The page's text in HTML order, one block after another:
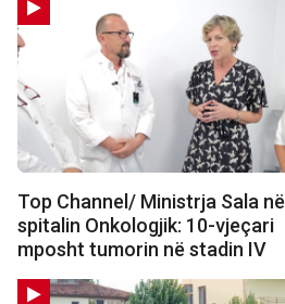
Top Channel/ Ministrja Sala në
spitalin Onkologjik: 10-vjeçari
mposht tumorin në stadin IV